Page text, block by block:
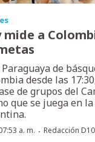
mide a
Paraguaya de
desde las
de grupos del
que se juega en
a. m. · Redacción D10